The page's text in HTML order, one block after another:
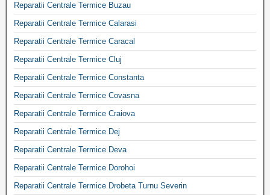
Reparatii Centrale Termice Buzau
Reparatii Centrale Termice Calarasi
Reparatii Centrale Termice Caracal
Reparatii Centrale Termice Cluj
Reparatii Centrale Termice Constanta
Reparatii Centrale Termice Covasna
Reparatii Centrale Termice Craiova
Reparatii Centrale Termice Dej
Reparatii Centrale Termice Deva
Reparatii Centrale Termice Dorohoi
Reparatii Centrale Termice Drobeta Turnu Severin